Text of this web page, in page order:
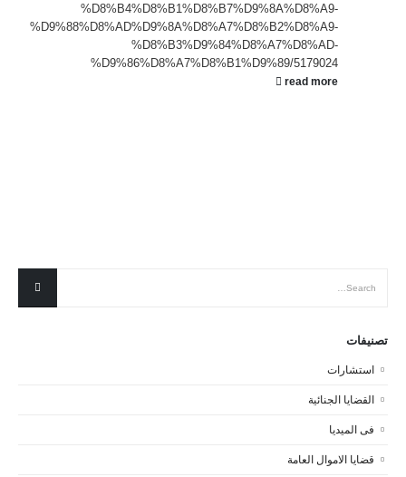
%D8%B4%D8%B1%D8%B7%D9%8A%D8%A9-
%D9%88%D8%AD%D9%8A%D8%A7%D8%B2%D8%A9-
%D8%B3%D9%84%D8%A7%D8%AD-
%D9%86%D8%A7%D8%B1%D9%89/5179024
read more
تصنيفات
استشارات
القضايا الجنائية
فى الميديا
قضايا الاموال العامة